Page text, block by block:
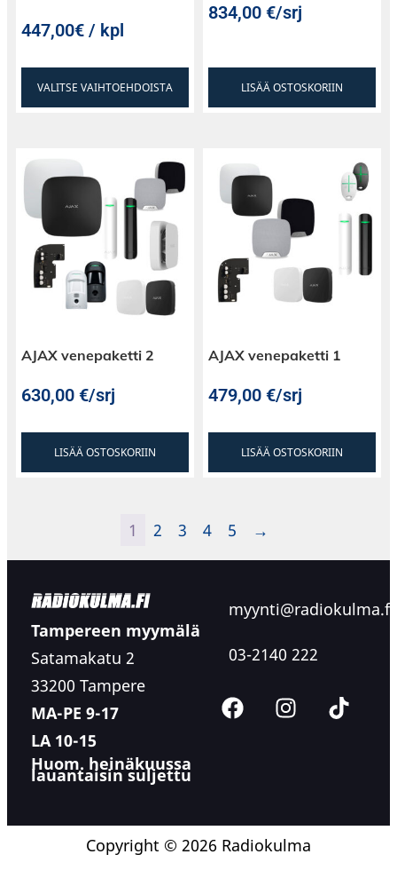
447,00€ / kpl
VALITSE VAIHTOEHDOISTA
834,00€/srj
LISÄÄ OSTOSKORIIN
AJAX venepaketti 2
630,00€/srj
LISÄÄ OSTOSKORIIN
AJAX venepaketti 1
479,00€/srj
LISÄÄ OSTOSKORIIN
1 2 3 4 5 →
Tampereen myymälä
Satamakatu 2
33200 Tampere
MA-PE 9-17
LA 10-15
Huom. heinäkuussa
lauantaisin suljettu
myynti@radiokulma.fi
03-2140 222
Copyright © 2026 Radiokulma